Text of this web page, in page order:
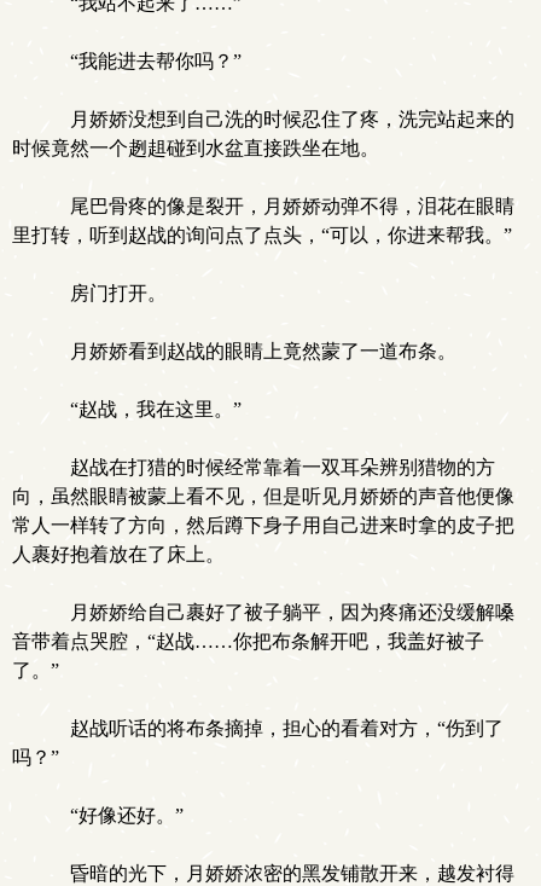
“我能进去帮你吗？”
月娇娇没想到自己洗的时候忍住了疼，洗完站起来的
时候竟然一个趔趄碰到水盆直接跌坐在地。
尾巴骨疼的像是裂开，月娇娇动弹不得，泪花在眼睛
里打转，听到赵战的询问点了点头，“可以，你进来帮我。”
房门打开。
月娇娇看到赵战的眼睛上竟然蒙了一道布条。
“赵战，我在这里。”
赵战在打猎的时候经常靠着一双耳朵辨别猎物的方
向，虽然眼睛被蒙上看不见，但是听见月娇娇的声音他便像
常人一样转了方向，然后蹲下身子用自己进来时拿的皮子把
人裹好抱着放在了床上。
月娇娇给自己裹好了被子躺平，因为疼痛还没缓解嗓
音带着点哭腔，“赵战……你把布条解开吧，我盖好被子
了。”
赵战听话的将布条摘掉，担心的看着对方，“伤到了
吗？”
“好像还好。”
昏暗的光下，月娇娇浓密的黑发铺散开来，越发衬得